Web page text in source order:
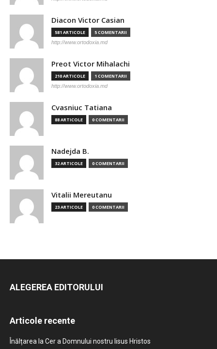
Diacon Victor Casian
581 ARTICOLE 5 COMENTARII
http://www.ortodoxia.md
Preot Victor Mihalachi
210 ARTICOLE 1 COMENTARII
http://www.ortodoxia.md
Cvasniuc Tatiana
88 ARTICOLE 0 COMENTARII
Nadejda B.
32 ARTICOLE 0 COMENTARII
Vitalii Mereutanu
23 ARTICOLE 0 COMENTARII
ALEGEREA EDITORULUI
Articole recente
Înălțarea la Cer a Domnului nostru Iisus Hristos